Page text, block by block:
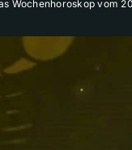
Wochenhoroskop vom